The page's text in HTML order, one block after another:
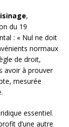
,
du 19
: « Nul ne doit
normaux
de droit,
avoir à prouver
mesurée
essentiel.
d’une autre